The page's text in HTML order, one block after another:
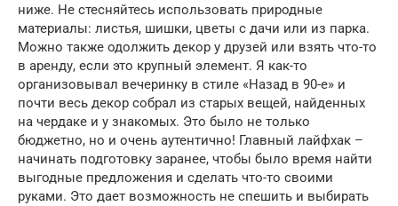
ниже. Не стесняйтесь использовать природные
материалы: листья, шишки, цветы с дачи или из парка.
Можно также одолжить декор у друзей или взять что-то
в аренду, если это крупный элемент. Я как-то
организовывал вечеринку в стиле «Назад в 90-е» и
почти весь декор собрал из старых вещей, найденных
на чердаке и у знакомых. Это было не только
бюджетно, но и очень аутентично! Главный лайфхак –
начинать подготовку заранее, чтобы было время найти
выгодные предложения и сделать что-то своими
руками. Это дает возможность не спешить и выбирать